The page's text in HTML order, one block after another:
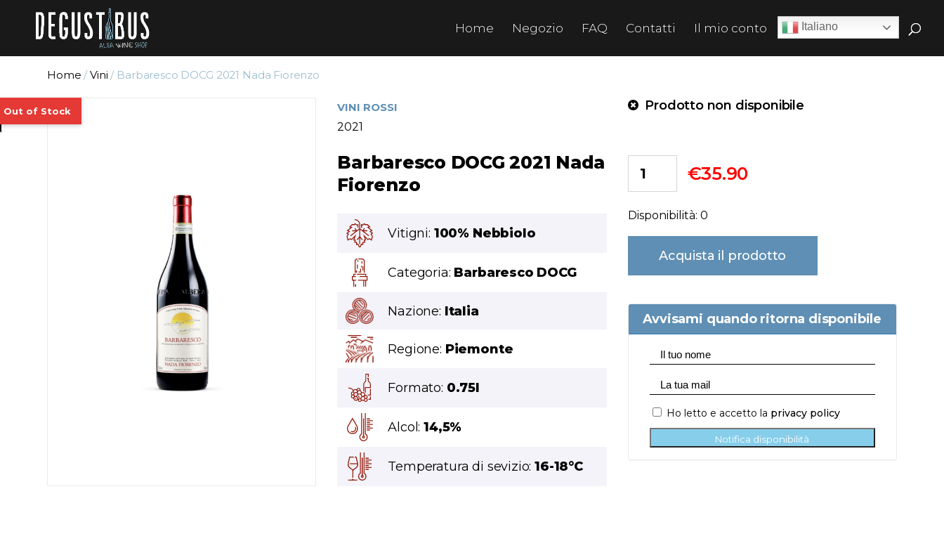
Home Negozio FAQ Contatti Il mio conto
Home /Vini / Barbaresco DOCG 2021 Nada Fiorenzo
VINI ROSSI
2021
Barbaresco DOCG 2021 Nada
Fiorenzo
Vitigni: 100% Nebbiolo
Categoria: Barbaresco DOCG
Nazione: Italia
Regione: Piemonte
Formato: 0.75l
Alcol:14,5%
Temperatura di sevizio:16-18°C
Prodotto non disponibile
€35.90
Disponibilità: 0
Acquista il prodotto
Avvisami quando ritorna disponibile
Ho letto e accetto la privacy policy
Notifica disponibilità
Italiano